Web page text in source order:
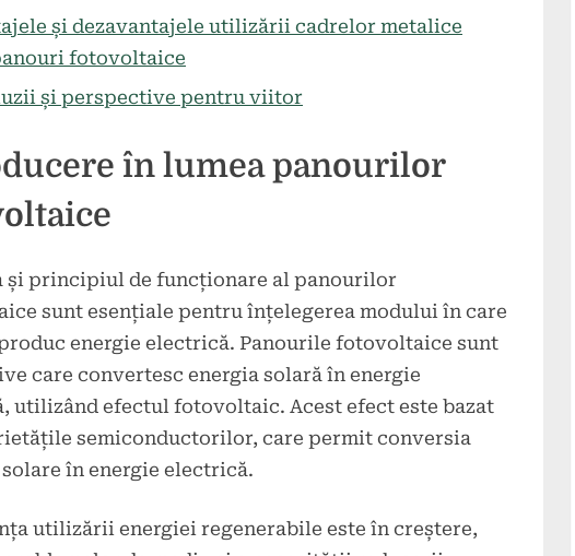
și dezavantajele utilizării cadrelor metalice
fotovoltaice
și perspective pentru viitor
în lumea panourilor
și principiul de funcționare al panourilor
sunt esențiale pentru înțelegerea modului în care
energie electrică. Panourile fotovoltaice sunt
care convertesc energia solară în energie
utilizând efectul fotovoltaic. Acest efect este bazat
semiconductorilor, care permit conversia
în energie electrică.
utilizării energiei regenerabile este în creștere,